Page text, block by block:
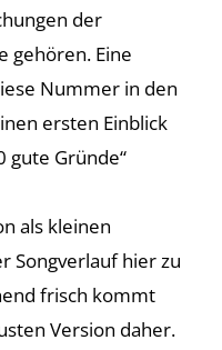
der
gehören. Eine
Nummer in den
ersten Einblick
gute Gründe“
als kleinen
Songverlauf hier zu
frisch kommt
Version daher.